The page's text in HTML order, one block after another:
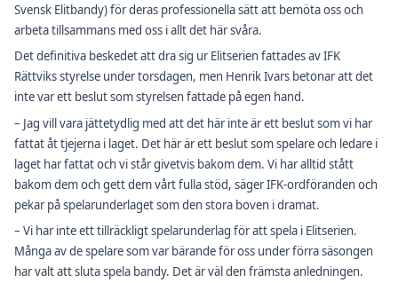
Svensk Elitbandy) för deras professionella sätt att bemöta oss och
arbeta tillsammans med oss i allt det här svåra.
Det definitiva beskedet att dra sig ur Elitserien fattades av IFK
Rättviks styrelse under torsdagen, men Henrik Ivars betonar att det
inte var ett beslut som styrelsen fattade på egen hand.
– Jag vill vara jättetydlig med att det här inte är ett beslut som vi har
fattat åt tjejerna i laget. Det här är ett beslut som spelare och ledare i
laget har fattat och vi står givetvis bakom dem. Vi har alltid stått
bakom dem och gett dem vårt fulla stöd, säger IFK-ordföranden och
pekar på spelarunderlaget som den stora boven i dramat.
– Vi har inte ett tillräckligt spelarunderlag för att spela i Elitserien.
Många av de spelare som var bärande för oss under förra säsongen
har valt att sluta spela bandy. Det är väl den främsta anledningen.